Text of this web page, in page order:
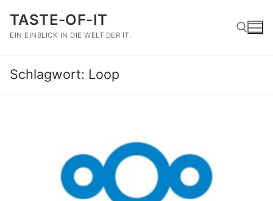
Inhalt
springen
TASTE-OF-IT
EIN EINBLICK IN DIE WELT DER IT.
Schlagwort: Loop